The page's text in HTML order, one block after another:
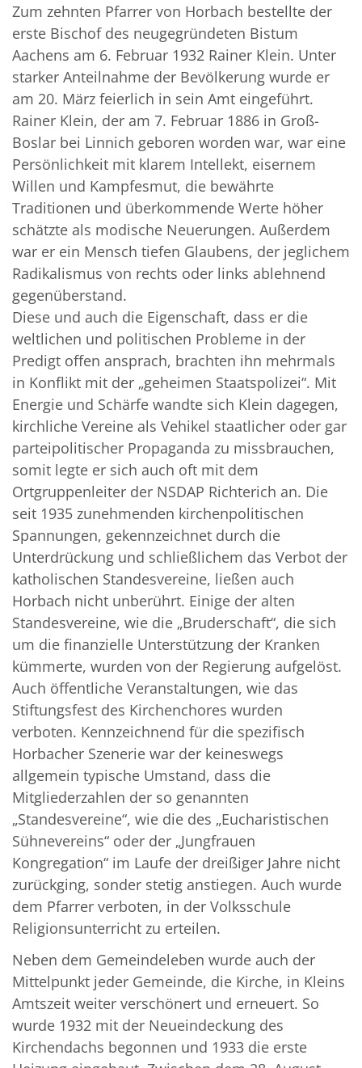
Zum zehnten Pfarrer von Horbach bestellte der
erste Bischof des neugegründeten Bistum
Aachens am 6. Februar 1932 Rainer Klein. Unter
starker Anteilnahme der Bevölkerung wurde er
am 20. März feierlich in sein Amt eingeführt.
Rainer Klein, der am 7. Februar 1886 in Groß-
Boslar bei Linnich geboren worden war, war eine
Persönlichkeit mit klarem Intellekt, eisernem
Willen und Kampfesmut, die bewährte
Traditionen und überkommende Werte höher
schätzte als modische Neuerungen. Außerdem
war er ein Mensch tiefen Glaubens, der jeglichem
Radikalismus von rechts oder links ablehnend
gegenüberstand.
Diese und auch die Eigenschaft, dass er die
weltlichen und politischen Probleme in der
Predigt offen ansprach, brachten ihn mehrmals
in Konflikt mit der „geheimen Staatspolizei“. Mit
Energie und Schärfe wandte sich Klein dagegen,
kirchliche Vereine als Vehikel staatlicher oder gar
parteipolitischer Propaganda zu missbrauchen,
somit legte er sich auch oft mit dem
Ortgruppenleiter der NSDAP Richterich an. Die
seit 1935 zunehmenden kirchenpolitischen
Spannungen, gekennzeichnet durch die
Unterdrückung und schließlichem das Verbot der
katholischen Standesvereine, ließen auch
Horbach nicht unberührt. Einige der alten
Standesvereine, wie die „Bruderschaft“, die sich
um die finanzielle Unterstützung der Kranken
kümmerte, wurden von der Regierung aufgelöst.
Auch öffentliche Veranstaltungen, wie das
Stiftungsfest des Kirchenchores wurden
verboten. Kennzeichnend für die spezifisch
Horbacher Szenerie war der keineswegs
allgemein typische Umstand, dass die
Mitgliederzahlen der so genannten
„Standesvereine“, wie die des „Eucharistischen
Sühnevereins“ oder der „Jungfrauen
Kongregation“ im Laufe der dreißiger Jahre nicht
zurückging, sonder stetig anstiegen. Auch wurde
dem Pfarrer verboten, in der Volksschule
Religionsunterricht zu erteilen.
Neben dem Gemeindeleben wurde auch der
Mittelpunkt jeder Gemeinde, die Kirche, in Kleins
Amtszeit weiter verschönert und erneuert. So
wurde 1932 mit der Neueindeckung des
Kirchendachs begonnen und 1933 die erste